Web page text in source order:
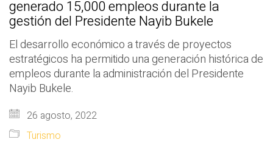
generado 15,000 empleos durante la
gestión del Presidente Nayib Bukele
El desarrollo económico a través de proyectos
estratégicos ha permitido una generación histórica de
empleos durante la administración del Presidente
Nayib Bukele.
26 agosto, 2022
Turismo